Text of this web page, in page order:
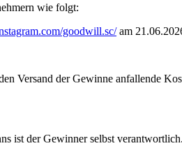
wie folgt:
goodwill.sc/am
Versand der Gewinne anfallende
ist der Gewinner selbst verantwortlich.